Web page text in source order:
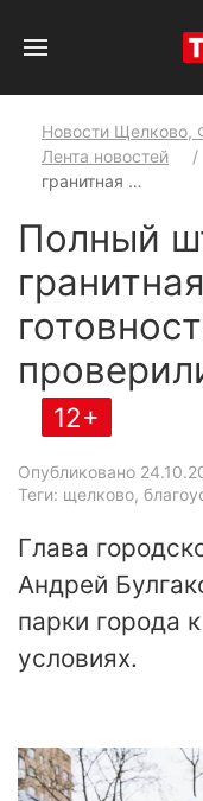
Новости Щелково,
Лента новостей
гранитная …
Полный
12+
Опубликовано
Теги: щелково,
Глава
Андрей
парки города
условиях.